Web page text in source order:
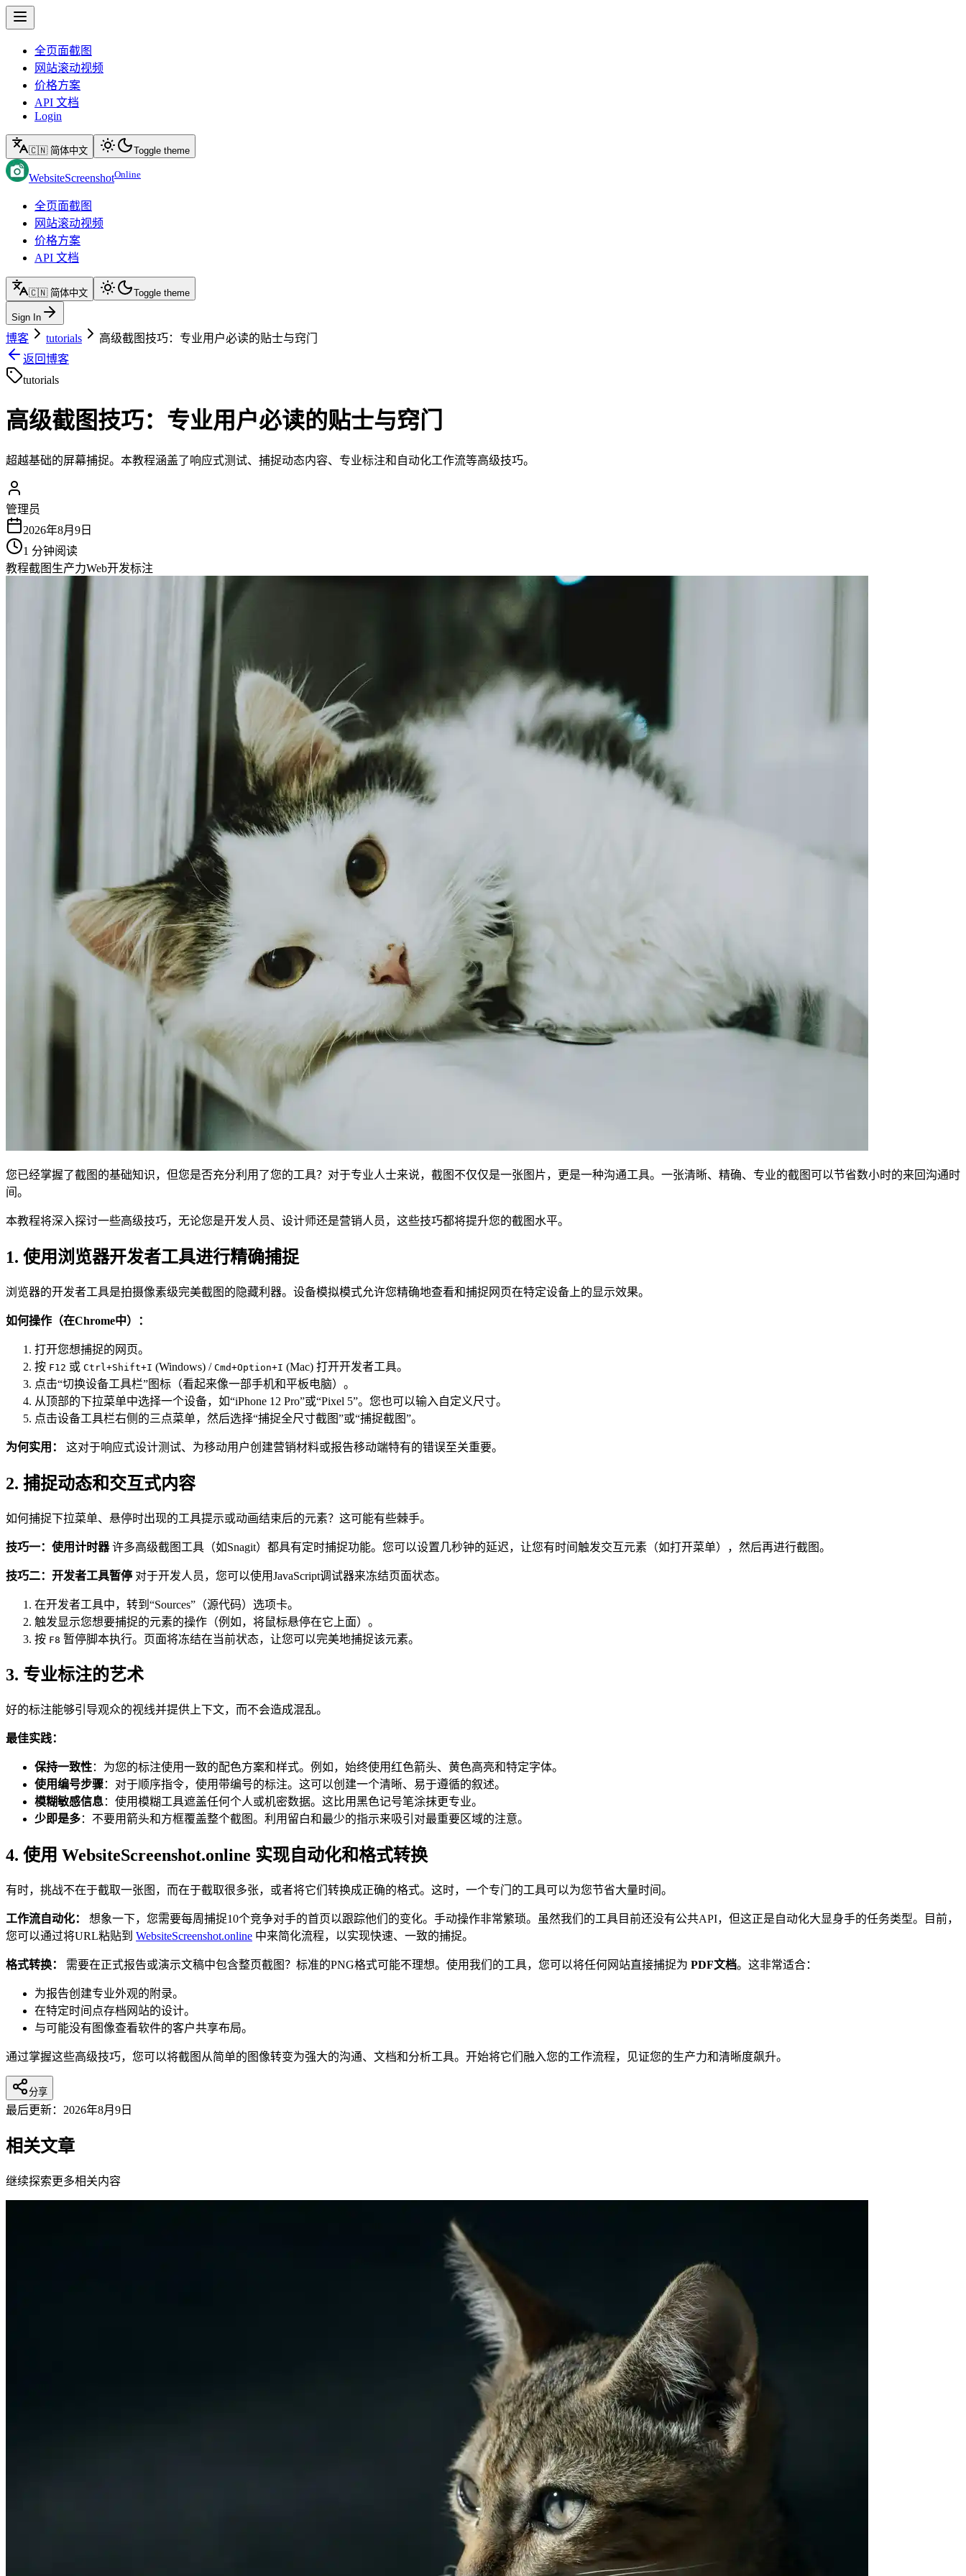
全页面截图
网站滚动视频
价格方案
API 文档
Login
🇨🇳 简体中文 Toggle theme
WebsiteScreenshotOnline
全页面截图
网站滚动视频
价格方案
API 文档
🇨🇳 简体中文 Toggle theme
Sign In
博客 tutorials
高级截图技巧：专业用户必读的贴士与窍门
返回博客
tutorials
高级截图技巧：专业用户必读的贴士与窍门
超越基础的屏幕捕捉。本教程涵盖了响应式测试、捕捉动态内容、专业标注和自动化工作流等高级技巧。
管理员
2026年8月9日
1 分钟阅读
教程截图 生产力Web开发标注
您已经掌握了截图的基础知识，但您是否充分利用了您的工具？对于专业人士来说，截图不仅仅是一张图片，更是一种沟通工具。一张清晰、精确、专业的截图可以节省数小时的来回沟通时
间。
本教程将深入探讨一些高级技巧，无论您是开发人员、设计师还是营销人员，这些技巧都将提升您的截图水平。
1. 使用浏览器开发者工具进行精确捕捉
浏览器的开发者工具是拍摄像素级完美截图的隐藏利器。设备模拟模式允许您精确地查看和捕捉网页在特定设备上的显示效果。
如何操作（在Chrome中）：
打开您想捕捉的网页。
按 F12 或 Ctrl+Shift+I (Windows) / Cmd+Option+I (Mac) 打开开发者工具。
点击“切换设备工具栏”图标（看起来像一部手机和平板电脑）。
从顶部的下拉菜单中选择一个设备，如“iPhone 12 Pro”或“Pixel 5”。您也可以输入自定义尺寸。
点击设备工具栏右侧的三点菜单，然后选择“捕捉全尺寸截图”或“捕捉截图”。
为何实用： 这对于响应式设计测试、为移动用户创建营销材料或报告移动端特有的错误至关重要。
2. 捕捉动态和交互式内容
如何捕捉下拉菜单、悬停时出现的工具提示或动画结束后的元素？这可能有些棘手。
技巧一：使用计时器许多高级截图工具（如Snagit）都具有定时捕捉功能。您可以设置几秒钟的延迟，让您有时间触发交互元素（如打开菜单），然后再进行截图。
技巧二：开发者工具暂停 对于开发人员，您可以使用JavaScript调试器来冻结页面状态。
在开发者工具中，转到“Sources”（源代码）选项卡。
触发显示您想要捕捉的元素的操作（例如，将鼠标悬停在它上面）。
按 F8 暂停脚本执行。页面将冻结在当前状态，让您可以完美地捕捉该元素。
3. 专业标注的艺术
好的标注能够引导观众的视线并提供上下文，而不会造成混乱。
最佳实践：
保持一致性：为您的标注使用一致的配色方案和样式。例如，始终使用红色箭头、黄色高亮和特定字体。
使用编号步骤：对于顺序指令，使用带编号的标注。这可以创建一个清晰、易于遵循的叙述。
模糊敏感信息：使用模糊工具遮盖任何个人或机密数据。这比用黑色记号笔涂抹更专业。
少即是多：不要用箭头和方框覆盖整个截图。利用留白和最少的指示来吸引对最重要区域的注意。
4. 使用 WebsiteScreenshot.online 实现自动化和格式转换
有时，挑战不在于截取一张图，而在于截取很多张，或者将它们转换成正确的格式。这时，一个专门的工具可以为您节省大量时间。
工作流自动化：
想象一下，您需要每周捕捉10个竞争对手的首页以跟踪他们的变化。手动操作非常繁琐。虽然我们的工具目前还没有公共API，但这正是自动化大显身手的任务类型。目前，
您可以通过将URL粘贴到 WebsiteScreenshot.online 中来简化流程，以实现快速、一致的捕捉。
格式转换： 需要在正式报告或演示文稿中包含整页截图？标准的PNG格式可能不理想。使用我们的工具，您可以将任何网站直接捕捉为 PDF文档。这非常适合：
为报告创建专业外观的附录。
在特定时间点存档网站的设计。
与可能没有图像查看软件的客户共享布局。
通过掌握这些高级技巧，您可以将截图从简单的图像转变为强大的沟通、文档和分析工具。开始将它们融入您的工作流程，见证您的生产力和清晰度飙升。
分享
最后更新： 2026年8月9日
相关文章
继续探索更多相关内容